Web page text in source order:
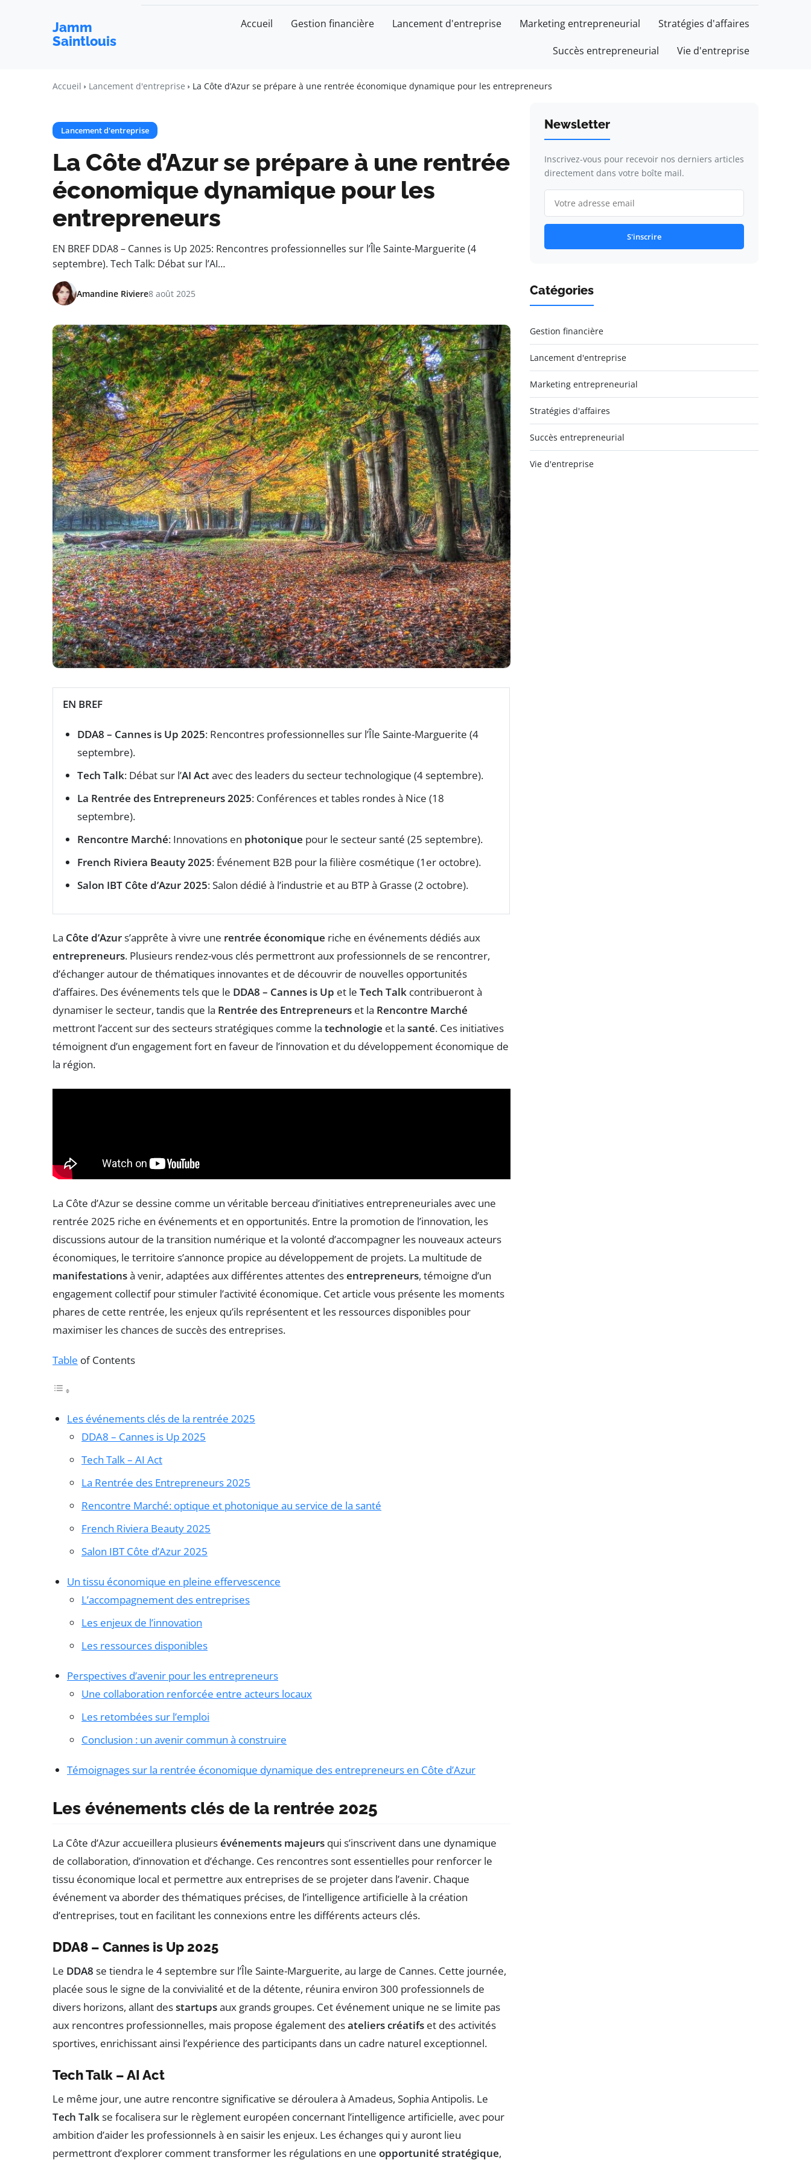
Jamm
Saintlouis
Accueil Gestion financière Lancement d'entreprise Marketing entrepreneurial Stratégies d'affaires
Succès entrepreneurial Vie d'entreprise
Accueil Lancement d'entreprise La Côte d’Azur se prépare à une rentrée économique dynamique pour les entrepreneurs
Lancement d'entreprise
La Côte d’Azur se prépare à une rentrée
économique dynamique pour les
entrepreneurs
EN BREF DDA8 – Cannes is Up 2025: Rencontres professionnelles sur l’Île Sainte-Marguerite (4
septembre). Tech Talk: Débat sur l’AI…
Amandine Riviere8 août 2025
EN BREF
DDA8 – Cannes is Up 2025: Rencontres professionnelles sur l’Île Sainte-Marguerite (4
septembre).
Tech Talk: Débat sur l’AI Actavec des leaders du secteur technologique (4 septembre).
La Rentrée des Entrepreneurs 2025: Conférences et tables rondes à Nice (18
septembre).
Rencontre Marché: Innovations en photonique pour le secteur santé (25 septembre).
French Riviera Beauty 2025: Événement B2B pour la filière cosmétique (1er octobre).
Salon IBT Côte d’Azur 2025: Salon dédié à l’industrie et au BTP à Grasse (2 octobre).
La Côte d’Azurs’apprête à vivre une rentrée économique riche en événements dédiés aux
entrepreneurs. Plusieurs rendez-vous clés permettront aux professionnels de se rencontrer,
d’échanger autour de thématiques innovantes et de découvrir de nouvelles opportunités
d’affaires. Des événements tels que le DDA8 – Cannes is Up et le Tech Talk contribueront à
dynamiser le secteur, tandis que la Rentrée des Entrepreneurs et la Rencontre Marché
mettront l’accent sur des secteurs stratégiques comme la technologie et la santé. Ces initiatives
témoignent d’un engagement fort en faveur de l’innovation et du développement économique de
la région.
La Côte d’Azur se dessine comme un véritable berceau d’initiatives entrepreneuriales avec une
rentrée 2025 riche en événements et en opportunités. Entre la promotion de l’innovation, les
discussions autour de la transition numérique et la volonté d’accompagner les nouveaux acteurs
économiques, le territoire s’annonce propice au développement de projets. La multitude de
manifestationsà venir, adaptées aux différentes attentes desentrepreneurs, témoigne d’un
engagement collectif pour stimuler l’activité économique. Cet article vous présente les moments
phares de cette rentrée, les enjeux qu’ils représentent et les ressources disponibles pour
maximiser les chances de succès des entreprises.
Table of Contents
Les événements clés de la rentrée 2025
DDA8 – Cannes is Up 2025
Tech Talk – AI Act
La Rentrée des Entrepreneurs 2025
Rencontre Marché: optique et photonique au service de la santé
French Riviera Beauty 2025
Salon IBT Côte d’Azur 2025
Un tissu économique en pleine effervescence
L’accompagnement des entreprises
Les enjeux de l’innovation
Les ressources disponibles
Perspectives d’avenir pour les entrepreneurs
Une collaboration renforcée entre acteurs locaux
Les retombées sur l’emploi
Conclusion : un avenir commun à construire
Témoignages sur la rentrée économique dynamique des entrepreneurs en Côte d’Azur
Les événements clés de la rentrée 2025
La Côte d’Azur accueillera plusieursévénements majeurs qui s’inscrivent dans une dynamique
de collaboration, d’innovation et d’échange. Ces rencontres sont essentielles pour renforcer le
tissu économique local et permettre aux entreprises de se projeter dans l’avenir. Chaque
événement va aborder des thématiques précises, de l’intelligence artificielle à la création
d’entreprises, tout en facilitant les connexions entre les différents acteurs clés.
DDA8 – Cannes is Up 2025
Le DDA8 se tiendra le 4 septembre sur l’Île Sainte-Marguerite, au large de Cannes. Cette journée,
placée sous le signe de la convivialité et de la détente, réunira environ 300 professionnels de
divers horizons, allant desstartupsaux grands groupes. Cet événement unique ne se limite pas
aux rencontres professionnelles, mais propose également desateliers créatifs et des activités
sportives, enrichissant ainsi l’expérience des participants dans un cadre naturel exceptionnel.
Tech Talk – AI Act
Le même jour, une autre rencontre significative se déroulera à Amadeus, Sophia Antipolis. Le
Tech Talkse focalisera sur le règlement européen concernant l’intelligence artificielle, avec pour
ambition d’aider les professionnels à en saisir les enjeux. Les échanges qui y auront lieu
permettront d’explorer comment transformer les régulations en une opportunité stratégique,
Newsletter
Inscrivez-vous pour recevoir nos derniers articles
directement dans votre boîte mail.
S'inscrire
Catégories
Gestion financière
Lancement d'entreprise
Marketing entrepreneurial
Stratégies d'affaires
Succès entrepreneurial
Vie d'entreprise